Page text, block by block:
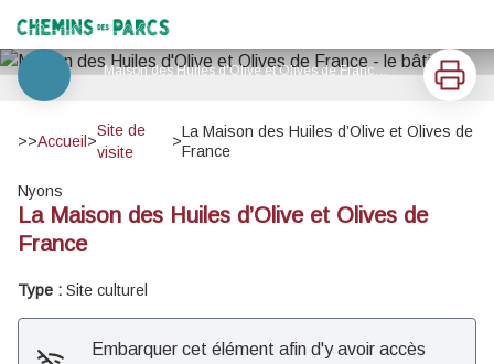
Chemins des Parcs
Maison des Huiles d'Olive et Olives de France - le bâtiment - Alise Long
Voir l'image en plein écran
Imprimer
>>Accueil >
Site de
visite
>
La Maison des Huiles d’Olive et Olives de
France
Nyons
La Maison des Huiles d’Olive et Olives de
France
Type : Site culturel
Embarquer cet élément afin d'y avoir accès